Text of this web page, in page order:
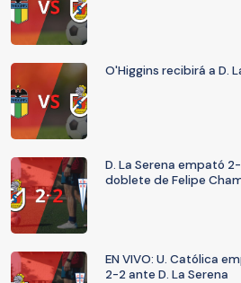
O'Higgins recibirá a D.
D. La Serena empató
doblete de Felipe
EN VIVO: U. Católica
2-2 ante D. La Serena